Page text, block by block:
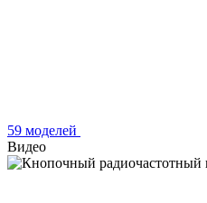
59 моделей
Видео